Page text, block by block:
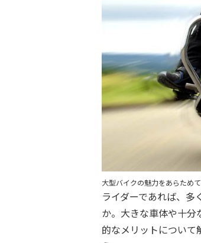
大型バイクの魅力をあらため
ライダーであれば、
か。大きな車体や十
的なメリットについて